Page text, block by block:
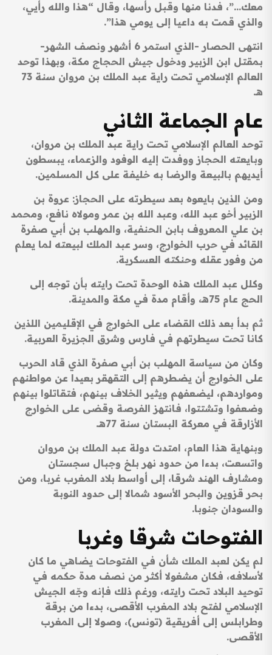
معك…”، فدنا منها وقبل رأسها، وقال “هذا والله رأيي،
والذي قمت به داعيا إلى يومي هذا”.
انتهى الحصار -الذي استمر 6 أشهر ونصف الشهر-
بمقتل ابن الزبير ودخول جيش الحجاج مكة، وبهذا توحد
العالم الإسلامي تحت راية عبد الملك بن مروان سنة 73
هـ.
عام الجماعة الثاني
توحد العالم الإسلامي تحت راية عبد الملك بن مروان،
وبايعته الحجاز ووفدت إليه الوفود والزعماء، يبسطون
أيديهم بالبيعة والرضا به خليفة على كل المسلمين.
ومن الذين بايعوه بعد سيطرته على الحجاز: عروة بن
الزبير أخو عبد الله، وعبد الله بن عمر ومولاه نافع، ومحمد
بن علي المعروف بابن الحنفية، والمهلب بن أبي صفرة
القائد في حرب الخوارج، وسر عبد الملك لبيعته لما يعلم
من وفور عقله وحنكته العسكرية.
وكلل عبد الملك هذه الوحدة تحت رايته بأن توجه إلى
الحج عام 75هـ، وأقام مدة في مكة والمدينة.
ثم بدأ بعد ذلك القضاء على الخوارج في الإقليمين اللذين
كانا تحت سيطرتهم في فارس وشرق الجزيرة العربية.
وكان من سياسة المهلب بن أبي صفرة الذي قاد الحرب
على الخوارج أن يضطرهم إلى التقهقر بعيدا عن مواطنهم
ومواردهم، ليضعفهم ويثير الخلاف بينهم، فتقاتلوا بينهم
وضعفوا وتشتتوا، فانتهز الفرصة وقضى على الخوارج
الأزارقة في معركة البستان سنة 77هـ.
وبنهاية هذا العام، امتدت دولة عبد الملك بن مروان
واتسعت، بدءا من حدود نهر بلخ وجبال سجستان
ومشارف الهند شرقا، إلى أواسط بلاد المغرب غربا، ومن
بحر قزوين والبحر الأسود شمالا إلى حدود النوبة
والسودان جنوبا.
الفتوحات شرقا وغربا
لم يكن لعبد الملك شأن في الفتوحات يضاهي ما كان
لأسلافه، فكان مشغولا أكثر من نصف مدة حكمه في
توحيد البلاد تحت رايته، ورغم ذلك فإنه وجّه الجيش
الإسلامي لفتح بلاد المغرب الأقصى، بدءا من برقة
وطرابلس إلى أفريقية (تونس)، وصولا إلى المغرب
الأقصى.